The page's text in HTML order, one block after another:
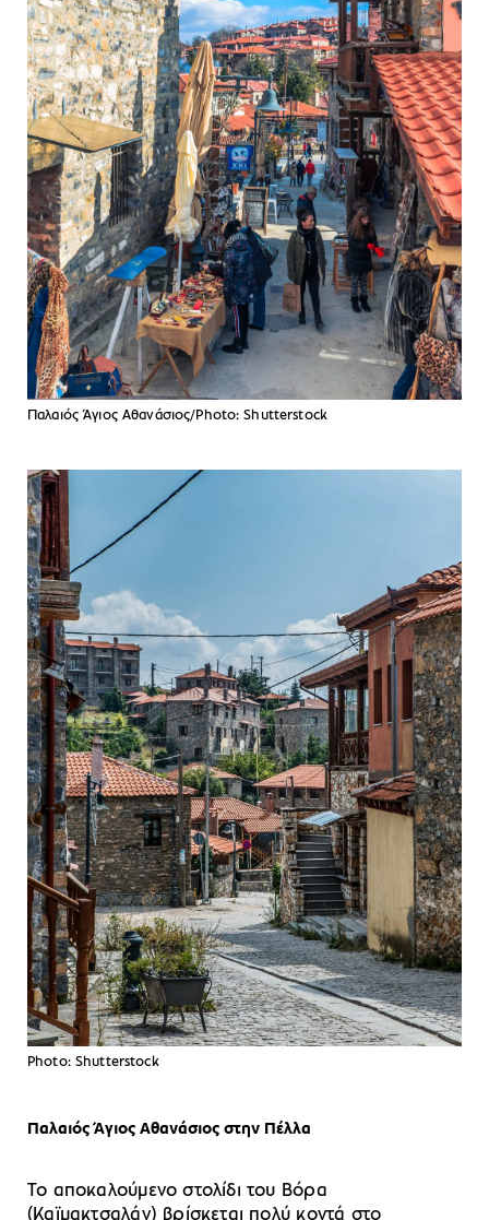
Παλαιός Άγιος Αθανάσιος/Photo: Shutterstock
Photo: Shutterstock
Παλαιός Άγιος Αθανάσιος στην Πέλλα
Το αποκαλούμενο στολίδι του Βόρα
(Καϊμακτσαλάν) βρίσκεται πολύ κοντά στο